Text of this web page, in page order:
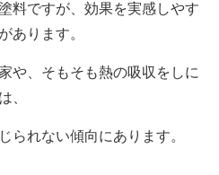
料ですが、 効果を実感しやす
あります。
や、そもそも熱の吸収をしに
、
られない傾向にあります。